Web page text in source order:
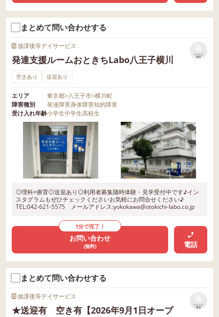
まとめて問い合わせする
放課後等デイサービス
発達支援ルームおときちLabo八王子横川
リストに
保存
空きあり 送迎あり
エリア 東京都>八王子市>横川町
障害種別
発達障害身体障害知的障害
受け入れ年齢小学生中学生高校生
◎理科×療育◎送迎あり◎利用者募集随時体験・見学受付中です♪イン
スタグラムもぜひチェックくださいお気軽にお問合せください♪
TEL:042-621-5575 メールアドレス:yokokawa@otokichi-labo.co.jp
1分で完了！
お問い合わせ
(無料) 電話
まとめて問い合わせする
放課後等デイサービス
★送迎有 空き有【2026年9月1日オープ
リストに
保存